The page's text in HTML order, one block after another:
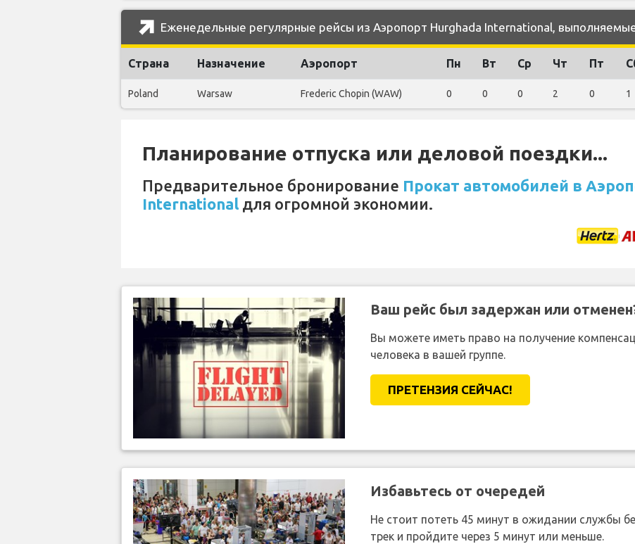
Еженедельные регулярные рейсы из Аэропорт Hurghada International,
Страна Назначение Аэропорт Пн Вт Ср Чт Пт
Poland Warsaw Frederic Chopin (WAW) 0 0 0 2 0 1
Планирование отпуска или деловой поездки...
Предварительное бронирование Прокат автомобилей в
International для огромной экономии.
Ваш рейс был задержан или
Вы можете иметь право на получение
человека в вашей группе.
ПРЕТЕНЗИЯ CЕЙЧАС!
Избавьтесь от очередей
Не стоит потеть 45 минут в ожидании службы
трек и пройдите через 5 минут или меньше.